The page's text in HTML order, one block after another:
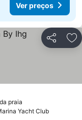
Ver preços
Partilhar
praia
Yacht Club